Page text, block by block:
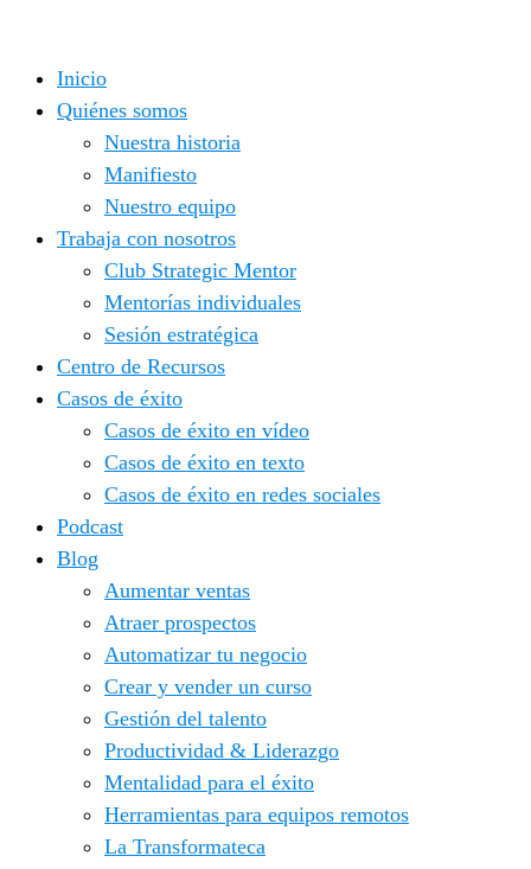
contenido
Inicio
Quiénes somos
Nuestra historia
Manifiesto
Nuestro equipo
Trabaja con nosotros
Club Strategic Mentor
Mentorías individuales
Sesión estratégica
Centro de Recursos
Casos de éxito
Casos de éxito en vídeo
Casos de éxito en texto
Casos de éxito en redes sociales
Podcast
Blog
Aumentar ventas
Atraer prospectos
Automatizar tu negocio
Crear y vender un curso
Gestión del talento
Productividad & Liderazgo
Mentalidad para el éxito
Herramientas para equipos remotos
La Transformateca